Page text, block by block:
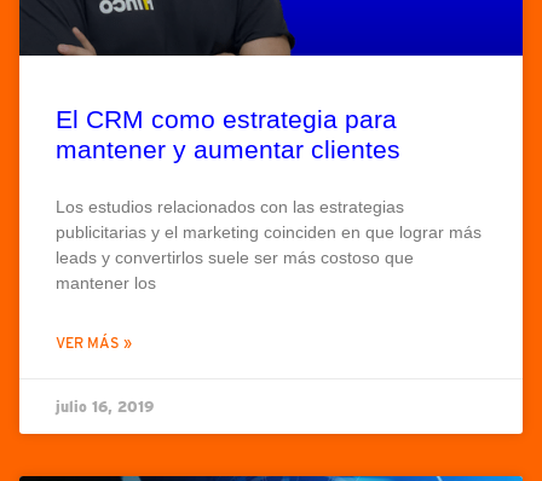
El CRM como estrategia para
mantener y aumentar clientes
Los estudios relacionados con las estrategias
publicitarias y el marketing coinciden en que lograr más
leads y convertirlos suele ser más costoso que
mantener los
VER MÁS »
julio 16, 2019